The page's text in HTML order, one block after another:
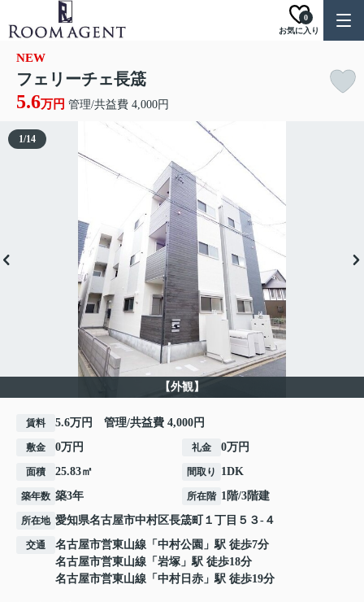
お気に入り
0
NEW
フェリーチェ長筬
5.6万円 管理/共益費 4,000円
【外観】
1/14
賃料 5.6万円 管理/共益費 4,000円
敷金 0万円 礼金 0万円
面積 25.83㎡ 間取り 1DK
築年数 築3年 所在階 1階/3階建
所在地 愛知県名古屋市中村区長筬町 １丁目５３-４
交通 名古屋市営東山線 「 中村公園 」駅 徒歩7分
名古屋市営東山線 「 岩塚 」駅 徒歩18分
名古屋市営東山線 「 中村日赤 」駅 徒歩19分